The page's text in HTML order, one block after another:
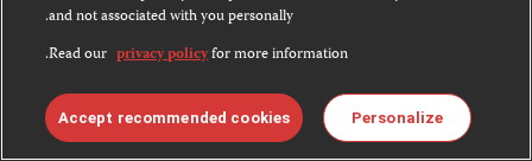
برخی از سازندگان توصیه می‌کنند برای پاک کردن
سطوح سخت و غیر متخلخل از دستمال‌های مرطوب
حاوی الکل ایزوپروپانول ۷۰ درصد استفاده شود.
and not associated with you personally.
Read our privacy policyfor more information.
Personalize
Accept recommended cookies